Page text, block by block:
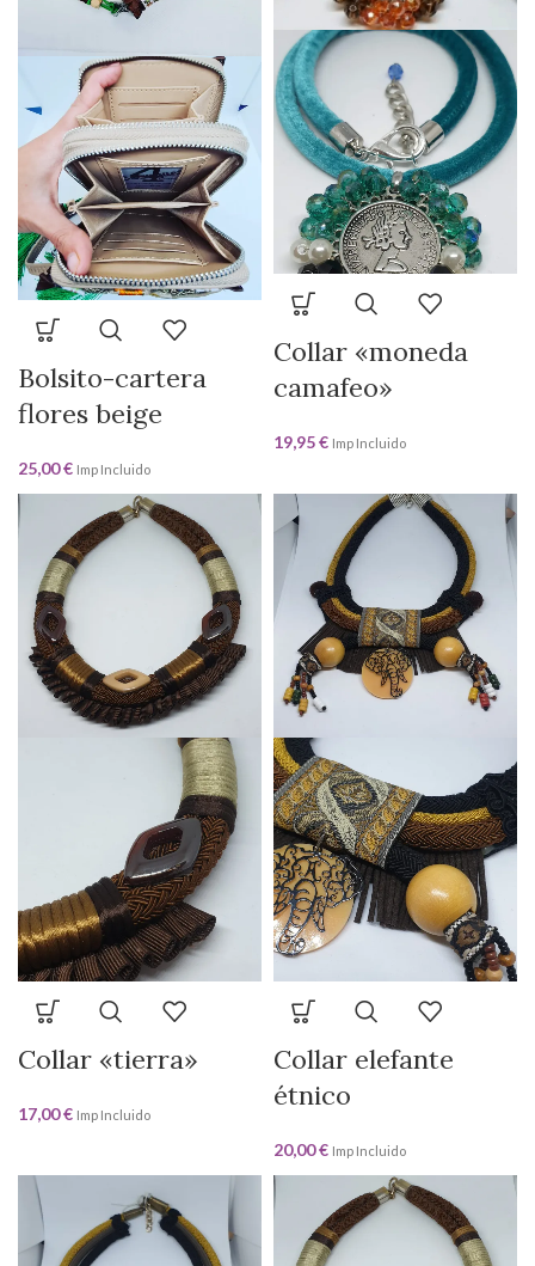
Bolsito-cartera
flores beige
25,00€ Imp Incluido
Collar «moneda
camafeo»
19,95€ Imp Incluido
Collar «tierra»
17,00€ Imp Incluido
Collar elefante
étnico
20,00€ Imp Incluido